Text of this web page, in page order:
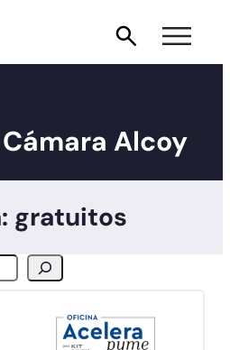
Alcoy
gratuitos